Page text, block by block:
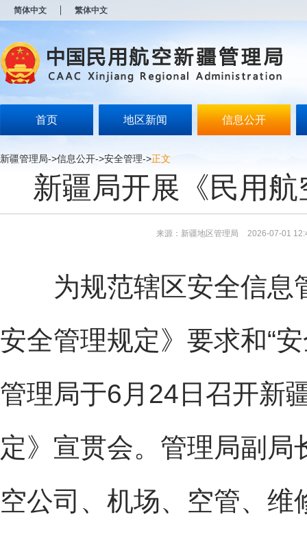
简体中文 繁体中文
首页 地区新闻 信息公开
新疆管理局->信息公开->安全管理->正文
新疆局开展《民用
来源：新疆地区管理局 2026-07-01
为规范辖区安全信息
安全管理规定》要求和“
管理局于6月24日召开新
定》宣贯会。管理局副
空公司、机场、空管、
开
无
障
说
按
Alt
键